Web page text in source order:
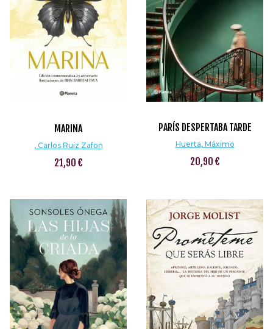
MARINA
, Carlos Ruiz Zafon
21,90 €
PARÍS DESPERTABA TARDE
Huerta, Máximo
20,90 €